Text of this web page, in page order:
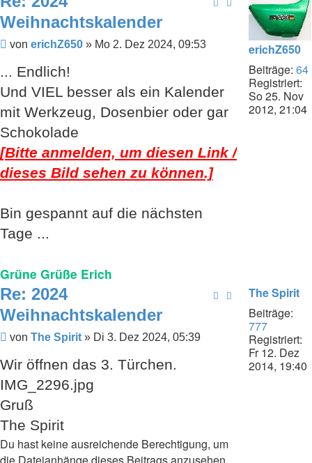
erichZ650
Beiträge: 64
Registriert:
So 25. Nov
2012, 21:04
Weihnachtskalender
Beitrag
von erichZ650 » Mo 2. Dez 2024, 09:53
... Endlich!
Und VIEL besser als ein Kalender
mit Werkzeug, Dosenbier oder gar
Schokolade
[Bitte anmelden, um diesen Link /
dieses Bild sehen zu können.]
Bin gespannt auf die nächsten
Tage ...
Grüne Grüße Erich
The Spirit
Beiträge:
777
Registriert:
Fr 12. Dez
2014, 19:40
Re: 2024
Weihnachtskalender
Beitrag
von The Spirit » Di 3. Dez 2024, 05:39
Wir öffnen das 3. Türchen.
IMG_2296.jpg
Gruß
The Spirit
Du hast keine ausreichende Berechtigung, um
die Dateianhänge dieses Beitrags anzusehen.